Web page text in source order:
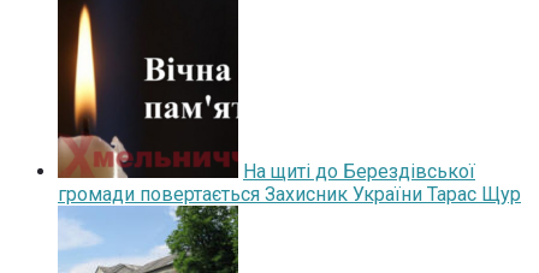
На щиті до Берездівської
громади повертається Захисник України Тарас Щур